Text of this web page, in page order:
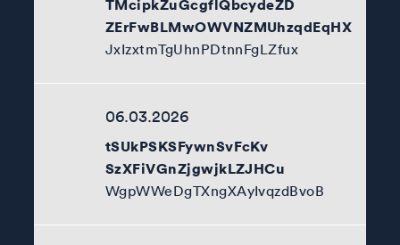
TMcipkZuGcgflQbcydeZD
ZErFwBLMwOWVNZMUhzqdEqHX
JxIzxtmTgUhnPDtnnFgLZfux
06.03.2026
tSUkPSKSFywnSvFcKv
SzXFiVGnZjgwjkLZJHCu
WgpWWeDgTXngXAyIvqzdBvoB